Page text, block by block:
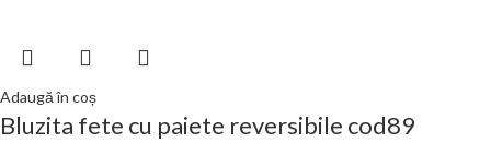
Adaugă în coș
Bluzita fete cu paiete reversibile cod89